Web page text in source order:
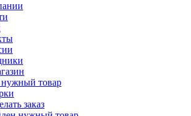
товар
заказ